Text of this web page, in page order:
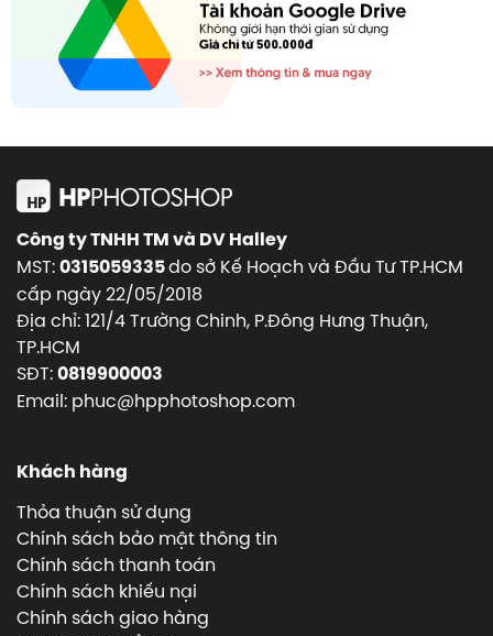
Công ty TNHH TM và DV Halley
MST:0315059335do sở Kế Hoạch và Đầu Tư TP.HCM
cấp ngày 22/05/2018
Địa chỉ: 121/4 Trường Chinh, P.Đông Hưng Thuận,
TP.HCM
SĐT:0819900003
Email: phuc@hpphotoshop.com
Khách hàng
Thỏa thuận sử dụng
Chính sách bảo mật thông tin
Chính sách thanh toán
Chính sách khiếu nại
Chính sách giao hàng